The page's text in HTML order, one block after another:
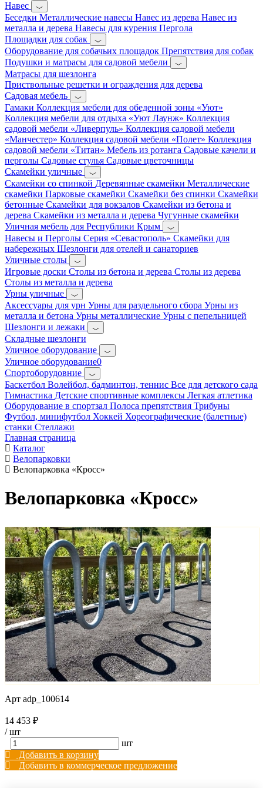
Навес
Беседки Металлические навесы Навес из дерева Навес из
металла и дерева Навесы для курения Пергола
Площадки для собак
Оборудование для собачьих площадок Препятствия для собак
Подушки и матрасы для садовой мебели
Матрасы для шезлонга
Приствольные решетки и ограждения для дерева
Садовая мебель
Гамаки Коллекция мебели для обеденной зоны «Уют»
Коллекция мебели для отдыха «Уют Лаунж» Коллекция
садовой мебели «Ливерпуль» Коллекция садовой мебели
«Манчестер» Коллекция садовой мебели «Полет» Коллекция
садовой мебели «Титан» Мебель из ротанга Садовые качели и
перголы Садовые стулья Садовые цветочницы
Скамейки уличные
Скамейки со спинкой Деревянные скамейки Металлические
скамейки Парковые скамейки Скамейки без спинки Скамейки
бетонные Скамейки для вокзалов Скамейки из бетона и
дерева Скамейки из металла и дерева Чугунные скамейки
Уличная мебель для Республики Крым
Навесы и Перголы Серия «Севастополь» Скамейки для
набережных Шезлонги для отелей и санаториев
Уличные столы
Игровые доски Столы из бетона и дерева Столы из дерева
Столы из металла и дерева
Урны уличные
Аксессуары для урн Урны для раздельного сбора Урны из
металла и бетона Урны металлические Урны с пепельницей
Шезлонги и лежаки
Складные шезлонги
Уличное оборудование
Уличное оборудование0
Спортоборудовние
Баскетбол Волейбол, бадминтон, теннис Все для детского сада
Гимнастика Детские спортивные комплексы Легкая атлетика
Оборудование в спортзал Полоса препятствия Трибуны
Футбол, минифутбол Хоккей Хореографические (балетные)
станки Стеллажи
Главная страница
Каталог
Велопарковки
Велопарковка «Кросс»
Велопарковка «Кросс»
Арт adp_100614
14 453 ₽
/шт
шт
Добавить в корзину
Добавить в коммерческое предложение